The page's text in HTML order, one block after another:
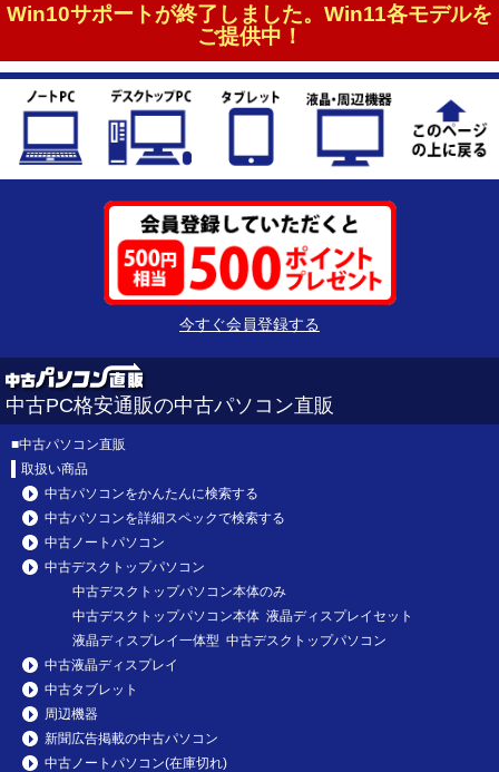
Win10サポートが終了しました。Win11各モデルを
ご提供中！
今すぐ会員登録する
中古PC格安通販の中古パソコン直販
■中古パソコン直販
取扱い商品
中古パソコンをかんたんに検索する
中古パソコンを詳細スペックで検索する
中古ノートパソコン
中古デスクトップパソコン
中古デスクトップパソコン本体のみ
中古デスクトップパソコン本体 液晶ディスプレイセット
液晶ディスプレイ一体型 中古デスクトップパソコン
中古液晶ディスプレイ
中古タブレット
周辺機器
新聞広告掲載の中古パソコン
中古ノートパソコン(在庫切れ)